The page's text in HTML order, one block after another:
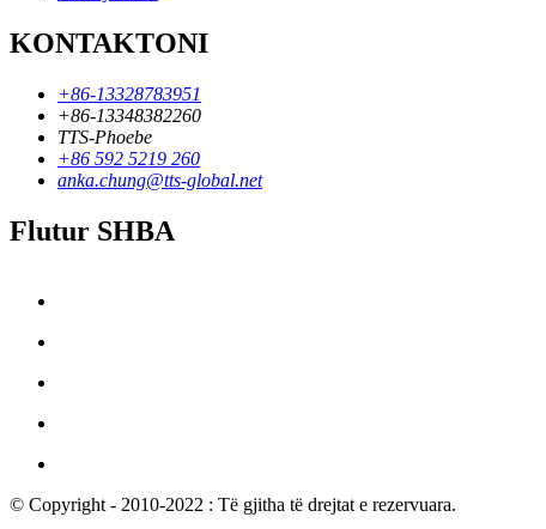
KONTAKTONI
+86-13328783951
+86-13348382260
TTS-Phoebe
+86 592 5219 260
anka.chung@tts-global.net
Flutur SHBA
© Copyright - 2010-2022 : Të gjitha të drejtat e rezervuara.